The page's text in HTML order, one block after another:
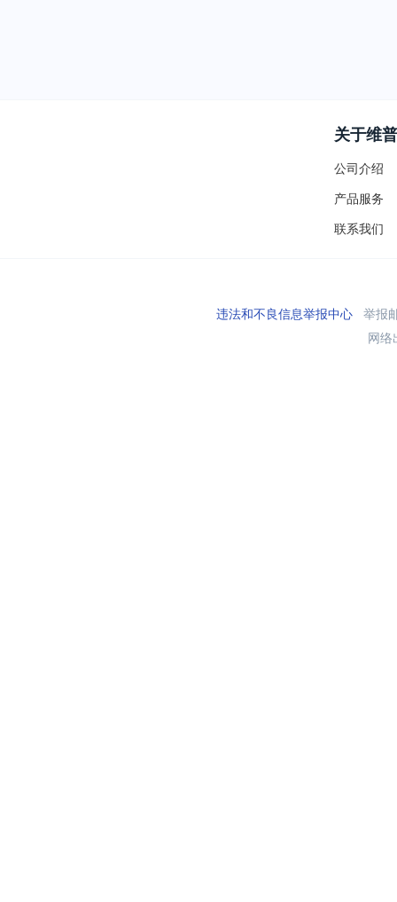
关于维普
公司介绍
产品服务
联系我们
违法和不良信息举报中心举报
网